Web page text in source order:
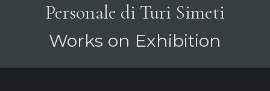
Personale di Turi Simeti
Works on Exhibition